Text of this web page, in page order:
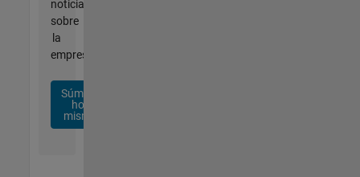
noticias
sobre
la
empresa.
Súmese
hoy
mismo